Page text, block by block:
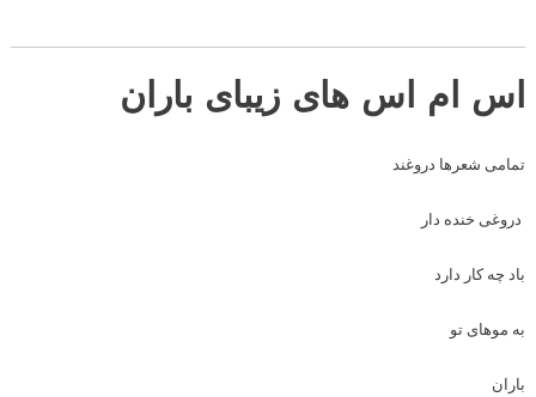
اس ام اس های زیبای باران
تمامی شعرها دروغند
دروغی خنده دار
باد چه کار دارد
به موهای تو
باران